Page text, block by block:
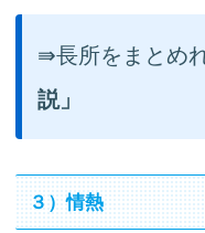
⇛長所をまとめ
説」
３）情熱